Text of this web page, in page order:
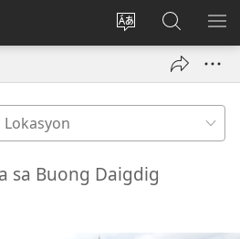
Baguhin
Mag-
log
bagong
window)
sa
JW.ORG
sa Buong Daigdig